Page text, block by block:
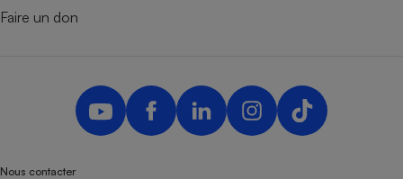
Faire un don
Nous contacter